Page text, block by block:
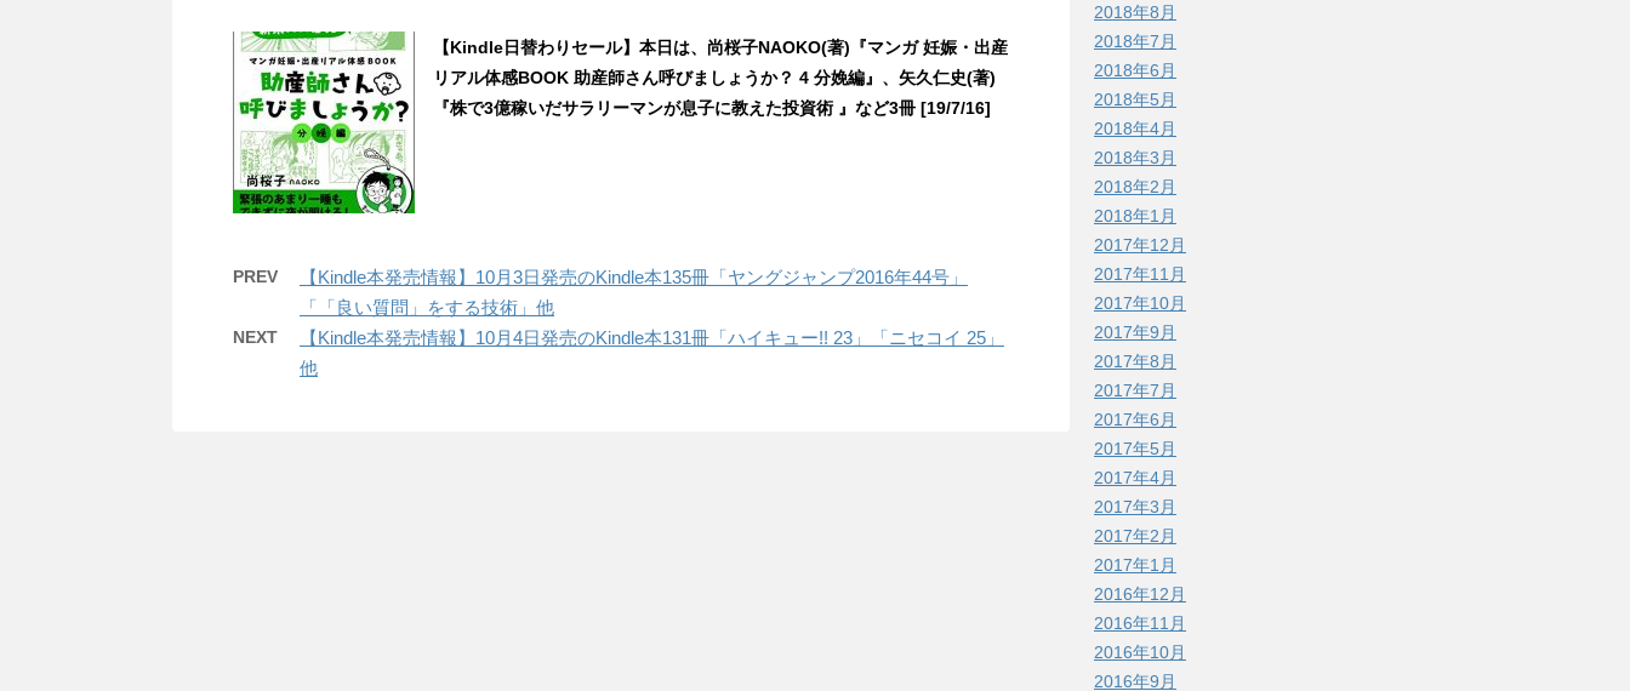
【Kindle日替わりセール】本日は、尚桜子NAOKO(著)『マンガ 妊娠・出産
リアル体感BOOK 助産師さん呼びましょうか？ 4 分娩編』、矢久仁史(著)
『株で3億稼いだサラリーマンが息子に教えた投資術 』など3冊 [19/7/16]
PREV
【Kindle本発売情報】10月3日発売のKindle本135冊「ヤングジャンプ2016年44号」
「「良い質問」をする技術」他
NEXT
【Kindle本発売情報】10月4日発売のKindle本131冊「ハイキュー!! 23」「ニセコイ 25」
他
2018年8月
2018年7月
2018年6月
2018年5月
2018年4月
2018年3月
2018年2月
2018年1月
2017年12月
2017年11月
2017年10月
2017年9月
2017年8月
2017年7月
2017年6月
2017年5月
2017年4月
2017年3月
2017年2月
2017年1月
2016年12月
2016年11月
2016年10月
2016年9月